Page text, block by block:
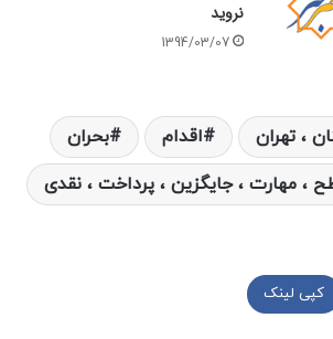
نروید
1394/03/07
، تهران اقدام
بحران
، مهارت ، جایگزین ، پرداخت ، نقدی
کپی لینک